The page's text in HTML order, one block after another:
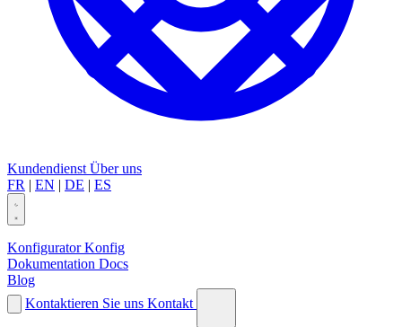
Kundendienst Über uns
FR | EN | DE | ES
Konfigurator Konfig
Dokumentation Docs
Blog
Kontaktieren Sie uns Kontakt